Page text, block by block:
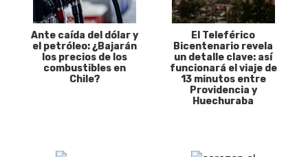
Ante caída del dólar y
el petróleo: ¿Bajarán
los precios de los
combustibles en
Chile?
El Teleférico
Bicentenario revela
un detalle clave: así
funcionará el viaje de
13 minutos entre
Providencia y
Huechuraba